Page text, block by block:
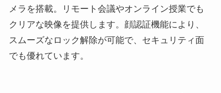
メラを搭載。リモート会議やオンライン授業でも
クリアな映像を提供します。顔認証機能により、
スムーズなロック解除が可能で、セキュリティ面
でも優れています。